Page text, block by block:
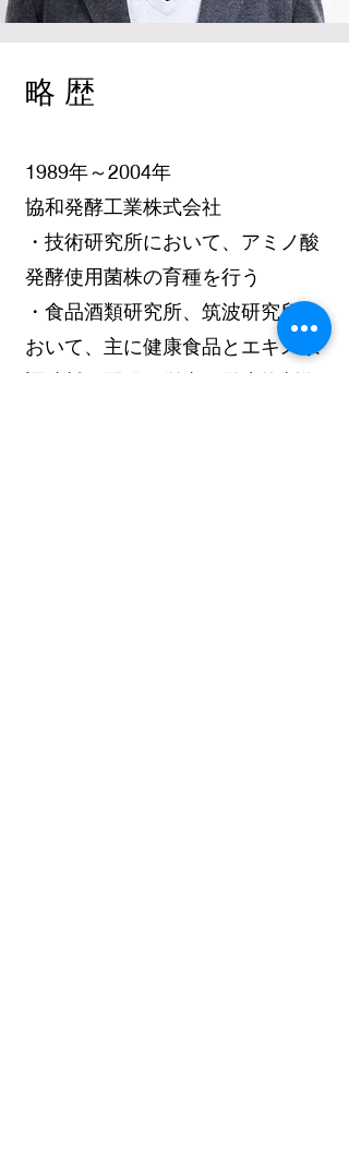
​略 歴
1989年～2004年
協和発酵工業株式会社
・技術研究所において、アミノ酸
発酵使用菌株の育種を行う
・食品酒類研究所、筑波研究所に
おいて、主に健康食品とエキス系
調味料の開発に従事（微生物制御